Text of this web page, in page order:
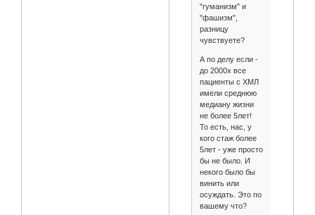
"гуманизм" и
"фашизм",
разницу
чувствуете?
А по делу если -
до 2000х все
пациенты с ХМЛ
имели среднюю
медиану жизни
не более 5лет!
То есть, нас, у
кого стаж более
5лет - уже просто
бы не было. И
некого было бы
винить или
осуждать. Это по
вашему что?